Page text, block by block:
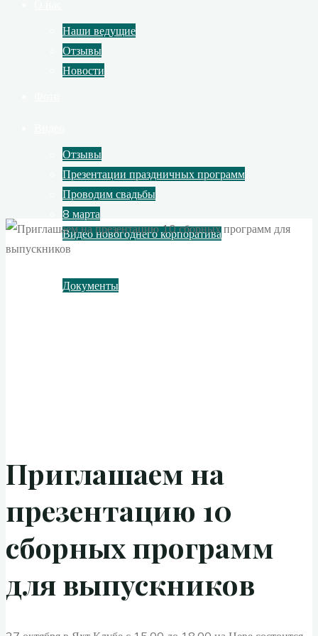
Наши ведущие
Отзывы
Новости
Отзывы
Презентации праздничных программ
Проводим свадьбы
8 марта
Видео новогоднего корпоратива
Документы
Приглашаем на
презентацию 10
сборных программ
для выпускников